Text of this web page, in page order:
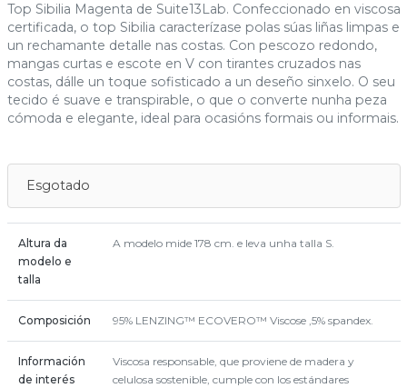
Top Sibilia Magenta de Suite13Lab. Confeccionado en viscosa
certificada, o top Sibilia caracterízase polas súas liñas limpas e
un rechamante detalle nas costas. Con pescozo redondo,
mangas curtas e escote en V con tirantes cruzados nas
costas, dálle un toque sofisticado a un deseño sinxelo. O seu
tecido é suave e transpirable, o que o converte nunha peza
cómoda e elegante, ideal para ocasións formais ou informais.
Esgotado
Altura da
modelo e
talla
A modelo mide 178 cm. e leva unha talla S.
Composición 95% LENZING™ ECOVERO™ Viscose ,5% spandex.
Información
de interés
Viscosa responsable, que proviene de madera y
celulosa sostenible, cumple con los estándares